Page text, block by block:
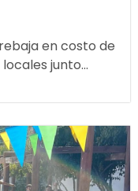
en costo de
junto...